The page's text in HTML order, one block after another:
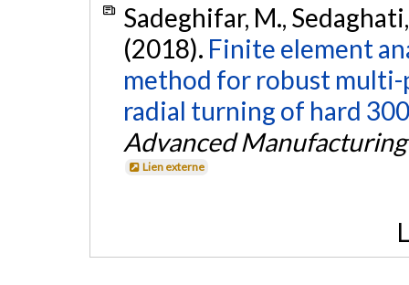
Sadeghifar, M.,
(2018). Finite element
method for robust
radial turning of hard
Advanced
Lien externe